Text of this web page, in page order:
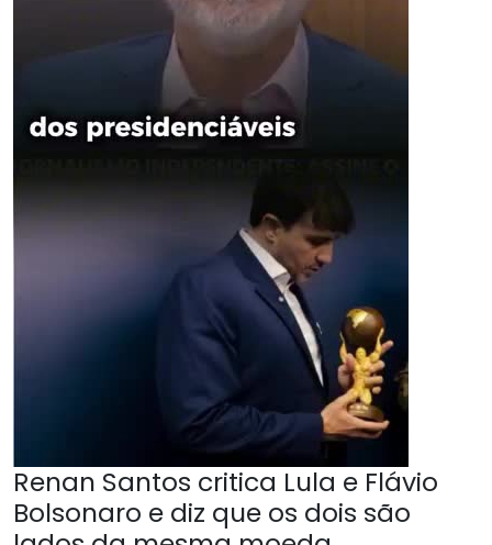
Renan Santos critica Lula e Flávio
Bolsonaro e diz que os dois são